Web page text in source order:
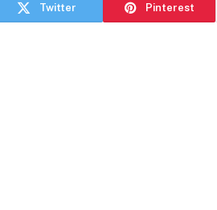
Twitter Pinterest